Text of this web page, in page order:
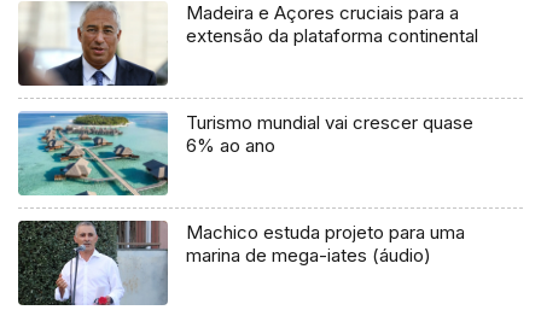
Madeira e Açores cruciais para a
extensão da plataforma continental
Turismo mundial vai crescer quase
6% ao ano
Machico estuda projeto para uma
marina de mega-iates (áudio)